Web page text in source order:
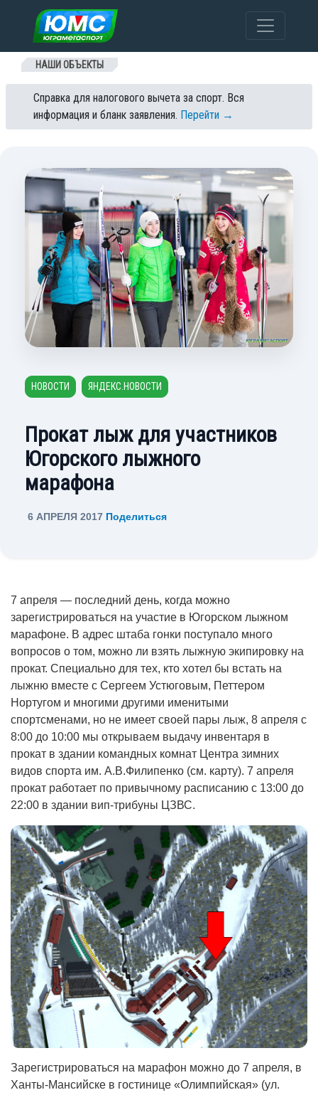
Перейти к содержанию
НАШИ ОБЪЕКТЫ
Справка для налогового вычета за спорт. Вся
информация и бланк заявления. Перейти →
НОВОСТИ ЯНДЕКС.НОВОСТИ
Прокат лыж для участников
Югорского лыжного
марафона
6 АПРЕЛЯ 2017 Поделиться
7 апреля — последний день, когда можно
зарегистрироваться на участие в Югорском лыжном
марафоне. В адрес штаба гонки поступало много
вопросов о том, можно ли взять лыжную экипировку на
прокат. Специально для тех, кто хотел бы встать на
лыжню вместе с Сергеем Устюговым, Петтером
Нортугом и многими другими именитыми
спортсменами, но не имеет своей пары лыж, 8 апреля с
8:00 до 10:00 мы открываем выдачу инвентаря в
прокат в здании командных комнат Центра зимних
видов спорта им. А.В.Филипенко (см. карту). 7 апреля
прокат работает по привычному расписанию с 13:00 до
22:00 в здании вип-трибуны ЦЗВС.
Зарегистрироваться на марафон можно до 7 апреля, в
Ханты-Мансийске в гостинице «Олимпийская» (ул.